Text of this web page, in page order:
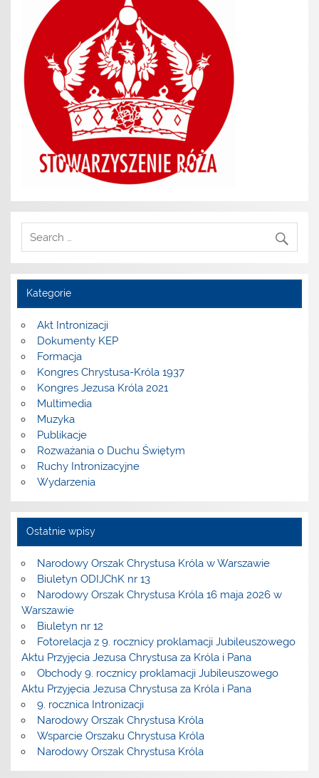
Kategorie
Akt Intronizacji
Dokumenty KEP
Formacja
Kongres Chrystusa-Króla 1937
Kongres Jezusa Króla 2021
Multimedia
Muzyka
Publikacje
Rozważania o Duchu Świętym
Ruchy Intronizacyjne
Wydarzenia
Ostatnie wpisy
Narodowy Orszak Chrystusa Króla w Warszawie
Biuletyn ODIJChK nr 13
Narodowy Orszak Chrystusa Króla 16 maja 2026 w
Warszawie
Biuletyn nr 12
Fotorelacja z 9. rocznicy proklamacji Jubileuszowego
Aktu Przyjęcia Jezusa Chrystusa za Króla i Pana
Obchody 9. rocznicy proklamacji Jubileuszowego
Aktu Przyjęcia Jezusa Chrystusa za Króla i Pana
9. rocznica Intronizacji
Narodowy Orszak Chrystusa Króla
Wsparcie Orszaku Chrystusa Króla
Narodowy Orszak Chrystusa Króla